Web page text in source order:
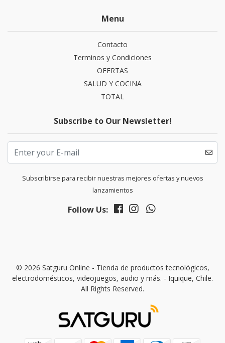
Menu
Contacto
Terminos y Condiciones
OFERTAS
SALUD Y COCINA
TOTAL
Subscribe to Our Newsletter!
Subscribirse para recibir nuestras mejores ofertas y nuevos
lanzamientos
Follow Us:
© 2026 Satguru Online - Tienda de productos tecnológicos,
electrodomésticos, videojuegos, audio y más. - Iquique, Chile.
All Rights Reserved.